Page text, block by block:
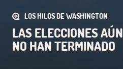
LOS HILOS DE WASHINGTON
LAS ELECCIONES AÚN
NO HAN TERMINADO